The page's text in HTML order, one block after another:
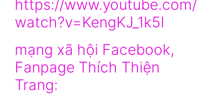
https://www.youtube.com/
watch?v=KengKJ_1k5I
mạng xã hội Facebook,
Fanpage Thích Thiện
Trang: